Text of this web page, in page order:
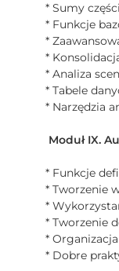
* Sumy
* Funkcje
*
*
* Analiza
* Tabele
* Narzędzia
Moduł IX.
* Funkcje
* Tworzenie
*
* Tworzenie
*
* Dobre